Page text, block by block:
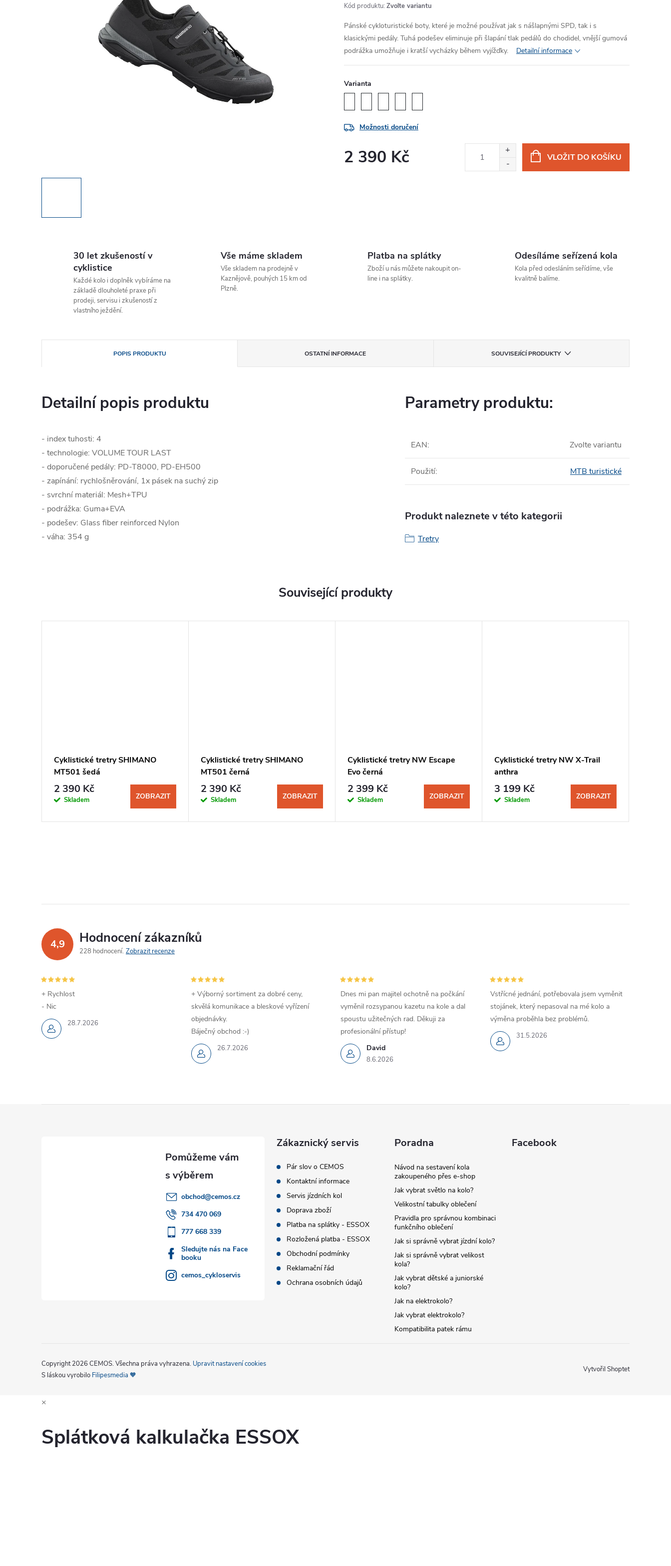
Kód produktu: Zvolte variantu
Pánské cykloturistické boty, které je možné používat jak s nášlapnými SPD, tak i s
klasickými pedály. Tuhá podešev eliminuje při šlapání tlak pedálů do chodidel, vnější gumová
podrážka umožňuje i kratší vycházky během vyjížďky.
Detailní informace
Varianta
Možnosti doručení
2 390 Kč VLOŽIT DO KOŠÍKU
30 let zkušeností v
cyklistice
Každé kolo i doplněk vybíráme na
základě dlouholeté praxe při
prodeji, servisu i zkušeností z
vlastního ježdění.
Vše máme skladem
Vše skladem na prodejně v
Kaznějově, pouhých 15 km od
Plzně.
Platba na splátky
Zboží u nás můžete nakoupit on-
line i na splátky.
Odesíláme seřízená kola
Kola před odesláním seřídíme, vše
kvalitně balíme.
POPIS PRODUKTU OSTATNÍ INFORMACE SOUVISEJÍCÍ PRODUKTY
Detailní popis produktu
- index tuhosti: 4
- technologie: VOLUME TOUR LAST
- doporučené pedály: PD-T8000, PD-EH500
- zapínání: rychlošněrování, 1x pásek na suchý zip
- svrchní materiál: Mesh+TPU
- podrážka: Guma+EVA
- podešev: Glass fiber reinforced Nylon
- váha: 354 g
Parametry produktu:
EAN: Zvolte variantu
Použití: MTB turistické
Produkt naleznete v této kategorii
Tretry
Související produkty
Cyklistické tretry SHIMANO
MT501 šedá
2 390 Kč
Skladem ZOBRAZIT
Cyklistické tretry SHIMANO
MT501 černá
2 390 Kč
Skladem ZOBRAZIT
Cyklistické tretry NW Escape
Evo černá
2 399 Kč
Skladem ZOBRAZIT
Cyklistické tretry NW X-Trail
anthra
3 199 Kč
Skladem ZOBRAZIT
4,9 Hodnocení zákazníků
228 hodnocení Zobrazit recenze
28.7.2026
+ Rychlost
- Nic
26.7.2026
+ Výborný sortiment za dobré ceny,
skvělá komunikace a bleskové vyřízení
objednávky.
Báječný obchod :-)
David
8.6.2026
Dnes mi pan majitel ochotně na počkání
vyměnil rozsypanou kazetu na kole a dal
spoustu užitečných rad. Děkuji za
profesionální přístup!
31.5.2026
Vstřícné jednání, potřebovala jsem vyměnit
stojánek, který nepasoval na mé kolo a
výměna proběhla bez problémů.
obchod@cemos.cz
734 470 069
777 668 339
Sledujte nás na Face
booku
cemos_cykloservis
Zákaznický servis
Pár slov o CEMOS
Kontaktní informace
Servis jízdních kol
Doprava zboží
Platba na splátky - ESSOX
Rozložená platba - ESSOX
Obchodní podmínky
Reklamační řád
Ochrana osobních údajů
Poradna
Návod na sestavení kola
zakoupeného přes e-shop
Jak vybrat světlo na kolo?
Velikostní tabulky oblečení
Pravidla pro správnou kombinaci
funkčního oblečení
Jak si správně vybrat jízdní kolo?
Jak si správně vybrat velikost
kola?
Jak vybrat dětské a juniorské
kolo?
Jak na elektrokolo?
Jak vybrat elektrokolo?
Kompatibilita patek rámu
Facebook
Vytvořil Shoptet
Copyright 2026 CEMOS. Všechna práva vyhrazena. Upravit nastavení cookies
S láskou vyrobilo Filipesmedia 🧡
×
Splátková kalkulačka ESSOX